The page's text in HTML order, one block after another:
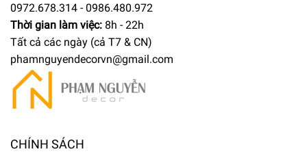
0972.678.314 - 0986.480.972
Thời gian làm việc: 8h - 22h
Tất cả các ngày (cả T7 & CN)
phamnguyendecorvn@gmail.com
CHÍNH SÁCH